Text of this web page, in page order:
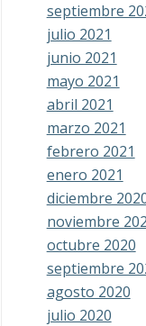
septiembre
julio 2021
junio 2021
mayo 2021
abril 2021
marzo 2021
febrero 2021
enero 2021
diciembre
noviembre
octubre 2020
septiembre
agosto 2020
julio 2020